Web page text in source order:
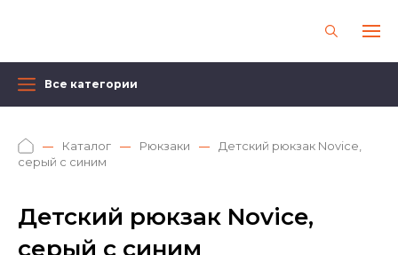
Все категории
Каталог Рюкзаки
Детский рюкзак Novice,
серый с синим
Детский рюкзак Novice,
серый с синим